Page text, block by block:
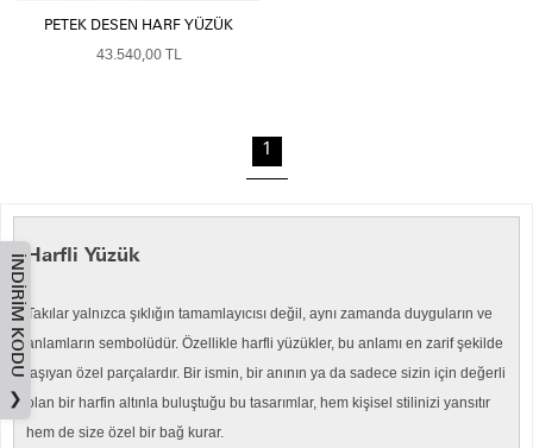
PETEK DESEN HARF YÜZÜK
43.540,00 TL
1
Harfli Yüzük
Takılar yalnızca şıklığın tamamlayıcısı değil, aynı zamanda duyguların ve
anlamların sembolüdür. Özellikle harfli yüzükler, bu anlamı en zarif şekilde
taşıyan özel parçalardır. Bir ismin, bir anının ya da sadece sizin için değerli
olan bir harfin altınla buluştuğu bu tasarımlar, hem kişisel stilinizi yansıtır
hem de size özel bir bağ kurar.
İNDIRIM KODU
❯